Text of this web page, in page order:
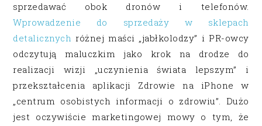
sprzedawać obok dronów i telefonów.
Wprowadzenie do sprzedaży w sklepach
detalicznych różnej maści „jabłkolodzy” i PR-owcy
odczytują maluczkim jako krok na drodze do
realizacji wizji „uczynienia świata lepszym” i
przekształcenia aplikacji Zdrowie na iPhone w
„centrum osobistych informacji o zdrowiu”. Dużo
jest oczywiście marketingowej mowy o tym, że